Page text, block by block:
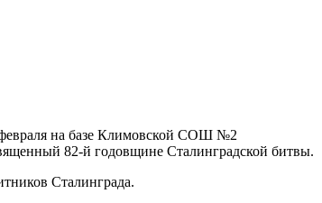
февраля на базе Климовской СОШ №2
82-й годовщине Сталинградской битвы.
Сталинграда.